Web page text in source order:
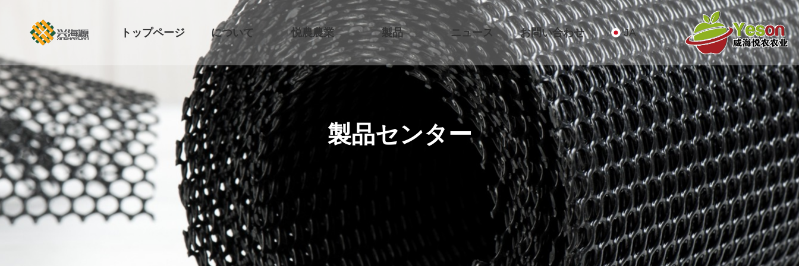
トップページ について 悦農農業 製品 ニュース お問い合わせ JA
首页
关于
我们
悦农
农业
产品
中心
新闻
中心
联系
我们
製品センター